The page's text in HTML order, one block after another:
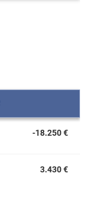
-18.250 €
3.430 €